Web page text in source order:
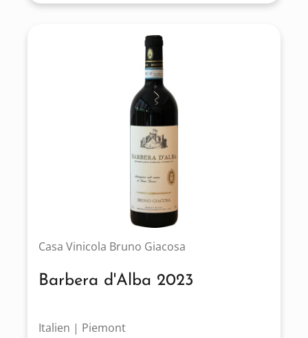
Casa Vinicola Bruno Giacosa
Barbera d'Alba 2023
Italien | Piemont